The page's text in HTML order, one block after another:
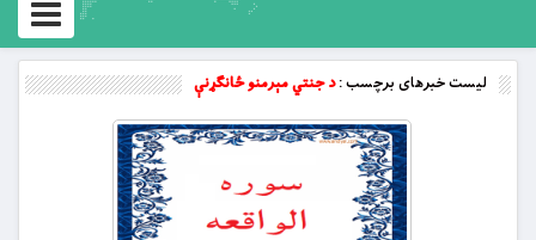
Toggle
لیست خبرهای برچسب :د جنتي مېرمنو ځانګړنې